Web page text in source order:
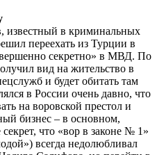
известный в криминальных
переехать из Турции в
секретно» в МВД. По
вид на жительство в
и будет обитать там
в России очень давно, что
на воровской престол и
бизнес – в основном,
что «вор в законе № 1»
всегда недолюбливал